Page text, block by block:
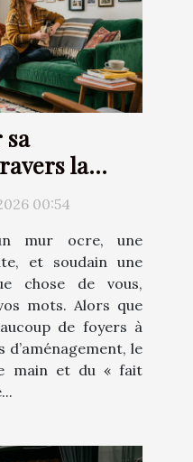
la
?
00:54
mur ocre, une
et soudain une
chose de vous,
mots. Alors que
de foyers à
le
main et du « fait